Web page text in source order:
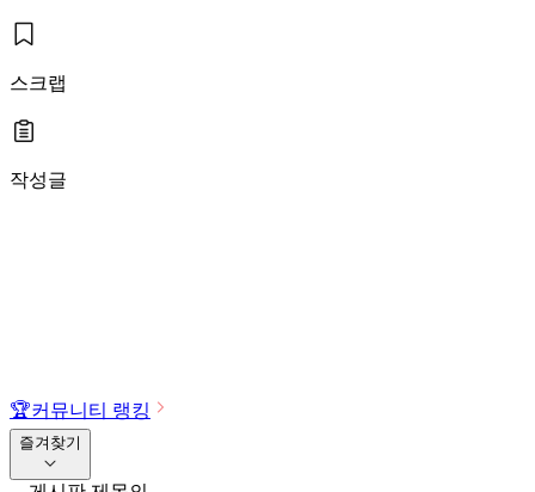
스크랩
작성글
🏆커뮤니티 랭킹
즐겨찾기